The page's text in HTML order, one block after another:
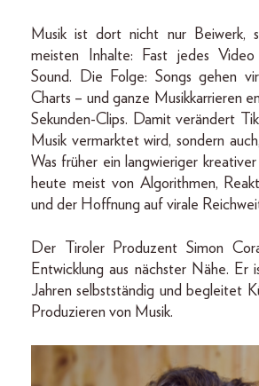
Musik ist dort nicht nur Beiwerk,
meisten Inhalte: Fast jedes
Sound. Die Folge: Songs gehen
Charts – und ganze Musikkarrieren
Sekunden-Clips. Damit verändert
Musik vermarktet wird, sondern
Was früher ein langwieriger kreativer
heute meist von Algorithmen,
und der Hoffnung auf virale
Der Tiroler Produzent Simon
Entwicklung aus nächster Nähe. Er
Jahren selbstständig und begleitet
Produzieren von Musik.